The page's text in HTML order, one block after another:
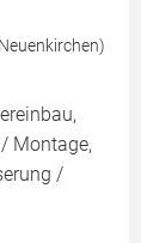
Montage,
/